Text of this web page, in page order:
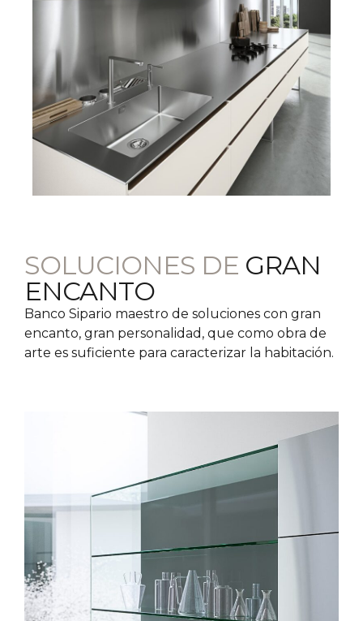
SOLUCIONES DE GRAN
ENCANTO
Banco Sipario maestro de soluciones con gran
encanto, gran personalidad, que como obra de
arte es suficiente para caracterizar la habitación.